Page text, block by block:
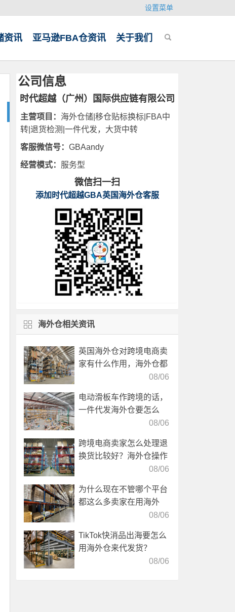
设置菜单
资讯 亚马逊FBA仓资讯 关于我们
公司信息
时代超越（广州）国际供应链有限公司
主营项目： 海外仓储|移仓贴标换标|FBA中
转|退货检测|一件代发，大货中转
客服微信号： GBAandy
经营模式： 服务型
微信扫一扫
添加时代超越GBA英国海外仓客服
海外仓相关资讯
英国海外仓对跨境电商卖
家有什么作用，海外仓都
08/06
电动滑板车作跨境的话，
一件代发海外仓要怎么
08/06
跨境电商卖家怎么处理退
换货比较好？海外仓操作
08/06
为什么现在不管哪个平台
都这么多卖家在用海外
08/06
TikTok快消品出海要怎么
用海外仓来代发货？
08/06